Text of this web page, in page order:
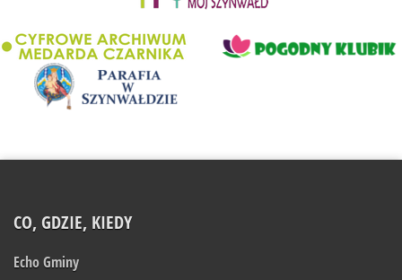
CO, GDZIE, KIEDY
Echo Gminy